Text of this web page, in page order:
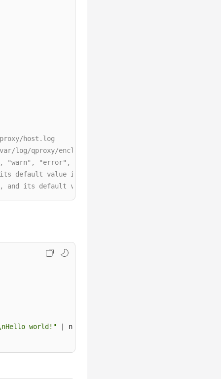
host.log
log/qproxy/enclave.log
"error", "debug", "trace"
default value is "/var/log/qproxy"
and its default value is "/var/log/qproxy"
world!" | nc -l 127.0.0.1